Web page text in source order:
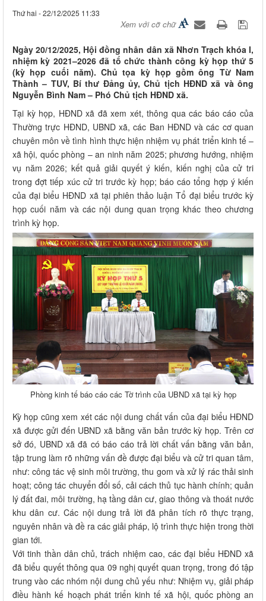
Thứ hai - 22/12/2025 11:33
Xem với cỡ chữ
Ngày 20/12/2025, Hội đồng nhân dân xã Nhơn Trạch khóa I,
nhiệm kỳ 2021–2026 đã tổ chức thành công kỳ họp thứ 5
(kỳ họp cuối năm). Chủ tọa kỳ họp gồm ông Từ Nam
Thành – TUV, Bí thư Đảng ủy, Chủ tịch HĐND xã và ông
Nguyễn Bình Nam – Phó Chủ tịch HĐND xã.
Tại kỳ họp, HĐND xã đã xem xét, thông qua các báo cáo của
Thường trực HĐND, UBND xã, các Ban HĐND và các cơ quan
chuyên môn về tình hình thực hiện nhiệm vụ phát triển kinh tế –
xã hội, quốc phòng – an ninh năm 2025; phương hướng, nhiệm
vụ năm 2026; kết quả giải quyết ý kiến, kiến nghị của cử tri
trong đợt tiếp xúc cử tri trước kỳ họp; báo cáo tổng hợp ý kiến
của đại biểu HĐND xã tại phiên thảo luận Tổ đại biểu trước kỳ
họp cuối năm và các nội dung quan trọng khác theo chương
trình kỳ họp.
Phòng kinh tế báo cáo các Tờ trình của UBND xã tại kỳ họp
Kỳ họp cũng xem xét các nội dung chất vấn của đại biểu HĐND
xã được gửi đến UBND xã bằng văn bản trước kỳ họp. Trên cơ
sở đó, UBND xã đã có báo cáo trả lời chất vấn bằng văn bản,
tập trung làm rõ những vấn đề được đại biểu và cử tri quan tâm,
như: công tác vệ sinh môi trường, thu gom và xử lý rác thải sinh
hoạt; công tác chuyển đổi số, cải cách thủ tục hành chính; quản
lý đất đai, môi trường, hạ tầng dân cư, giao thông và thoát nước
khu dân cư. Các nội dung trả lời đã phân tích rõ thực trạng,
nguyên nhân và đề ra các giải pháp, lộ trình thực hiện trong thời
gian tới.
Với tinh thần dân chủ, trách nhiệm cao, các đại biểu HĐND xã
đã biểu quyết thông qua 09 nghị quyết quan trọng, trong đó tập
trung vào các nhóm nội dung chủ yếu như: Nhiệm vụ, giải pháp
điều hành kế hoạch phát triển kinh tế xã hội, quốc phòng an